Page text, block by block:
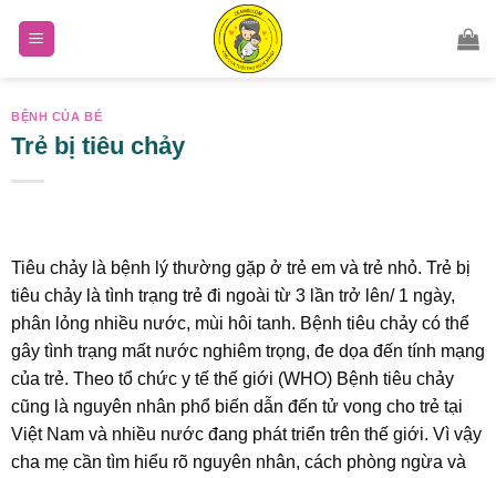
BỆNH CỦA BÉ
Trẻ bị tiêu chảy
Tiêu chảy là bệnh lý thường gặp ở trẻ em và trẻ nhỏ. Trẻ bị
tiêu chảy là tình trạng trẻ đi ngoài từ 3 lần trở lên/ 1 ngày,
phân lỏng nhiều nước, mùi hôi tanh. Bệnh tiêu chảy có thể
gây tình trạng mất nước nghiêm trọng, đe dọa đến tính mạng
của trẻ. Theo tổ chức y tế thế giới (WHO) Bệnh tiêu chảy
cũng là nguyên nhân phổ biến dẫn đến tử vong cho trẻ tại
Việt Nam và nhiều nước đang phát triển trên thế giới. Vì vậy
cha mẹ cần tìm hiểu rõ nguyên nhân, cách phòng ngừa và